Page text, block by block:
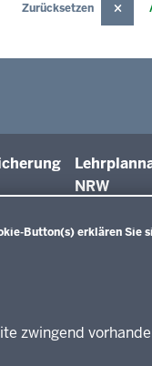
Button(s) erklären Sie
zwingend
Zurücksetzen
NRW